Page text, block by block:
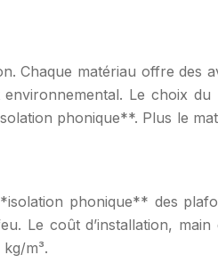
Chaque matériau offre des
Le choix du
phonique**. Plus le
phonique** des
Le coût d’installation, main
m³.